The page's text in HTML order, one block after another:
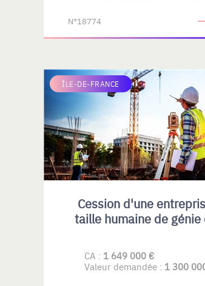
N°18774
ÎLE-DE-FRANCE
Cession d'une
taille humaine de génie
CA : 1 649 000 €
Valeur demandée : 1 300